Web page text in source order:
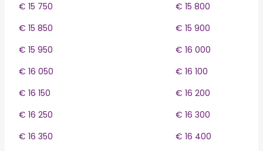
€ 15 750
€ 15 800
€ 15 850
€ 15 900
€ 15 950
€ 16 000
€ 16 050
€ 16 100
€ 16 150
€ 16 200
€ 16 250
€ 16 300
€ 16 350
€ 16 400